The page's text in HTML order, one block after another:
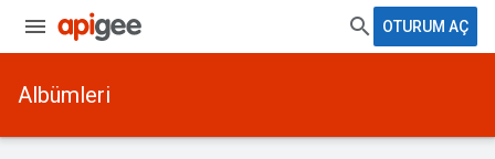
OTURUM AÇ
Albümleri